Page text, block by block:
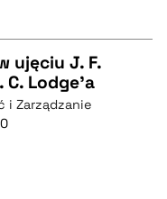
ujęciu J. F.
C. Lodge'a
i Zarządzanie